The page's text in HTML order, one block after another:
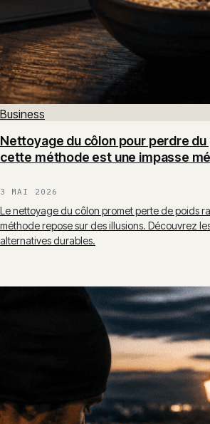
Business
Nettoyage du côlon pour perdre du
cette méthode est une impasse
3 MAI 2026
Le nettoyage du côlon promet perte de poids
méthode repose sur des illusions. Découvrez
alternatives durables.